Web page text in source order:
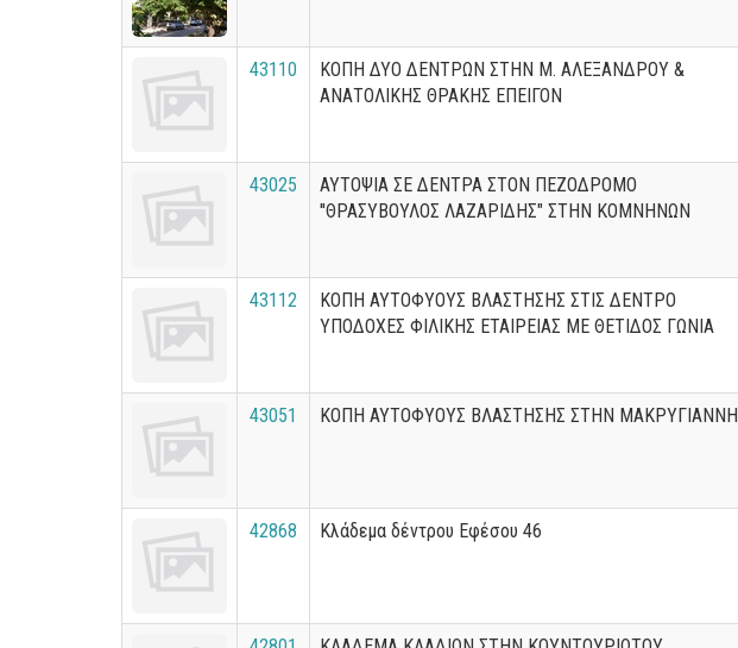
43110
ΚΟΠΗ ΔΥΟ ΔΕΝΤΡΩΝ ΣΤΗΝ Μ. ΑΛΕΞΑΝΔΡΟΥ &
ΑΝΑΤΟΛΙΚΗΣ ΘΡΑΚΗΣ ΕΠΕΙΓΟΝ
43025
ΑΥΤΟΨΙΑ ΣΕ ΔΕΝΤΡΑ ΣΤΟΝ ΠΕΖΟΔΡΟΜΟ
''ΘΡΑΣΥΒΟΥΛΟΣ ΛΑΖΑΡΙΔΗΣ" ΣΤΗΝ ΚΟΜΝΗΝΩΝ
43112
ΚΟΠΗ ΑΥΤΟΦΥΟΥΣ ΒΛΑΣΤΗΣΗΣ ΣΤΙΣ ΔΕΝΤΡΟ
ΥΠΟΔΟΧΕΣ ΦΙΛΙΚΗΣ ΕΤΑΙΡΕΙΑΣ ΜΕ ΘΕΤΙΔΟΣ ΓΩΝΙΑ
43051 ΚΟΠΗ ΑΥΤΟΦΥΟΥΣ ΒΛΑΣΤΗΣΗΣ ΣΤΗΝ ΜΑΚΡΥΓΙΑΝΝΗ
42868 Κλάδεμα δέντρου Εφέσου 46